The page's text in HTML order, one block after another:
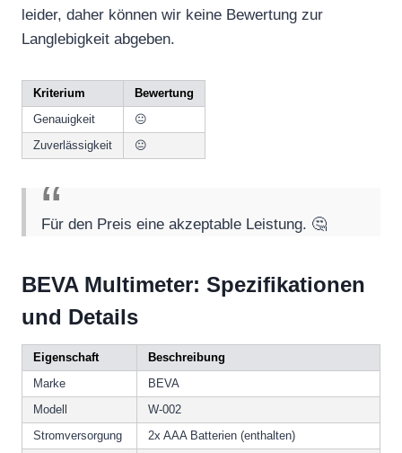
leider, daher können wir keine Bewertung zur
Langlebigkeit abgeben.
Kriterium
Bewertung
Genauigkeit
😐
Zuverlässigkeit
😐
Für den Preis eine akzeptable Leistung. 🤔
BEVA Multimeter: Spezifikationen
und Details
Eigenschaft
Beschreibung
Marke
BEVA
Modell
W-002
Stromversorgung
2x AAA Batterien (enthalten)